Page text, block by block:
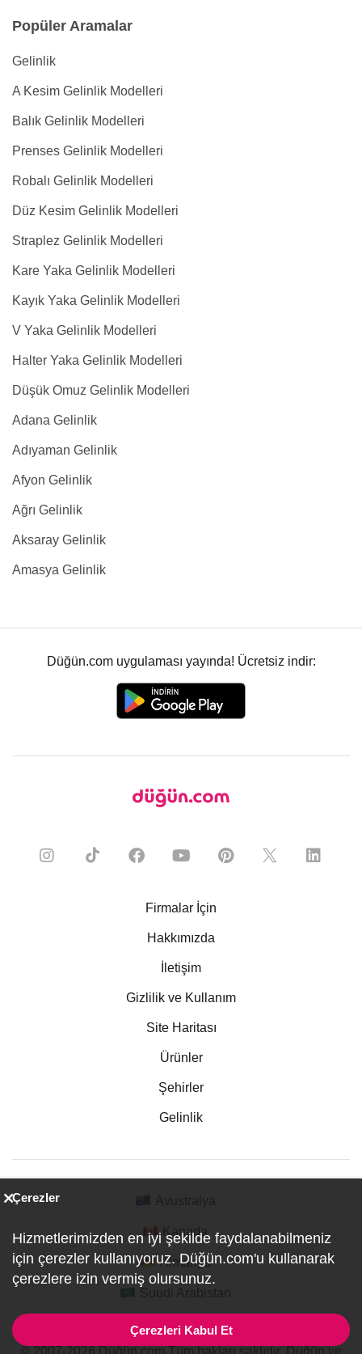
Popüler Aramalar
Gelinlik
A Kesim Gelinlik Modelleri
Balık Gelinlik Modelleri
Prenses Gelinlik Modelleri
Robalı Gelinlik Modelleri
Düz Kesim Gelinlik Modelleri
Straplez Gelinlik Modelleri
Kare Yaka Gelinlik Modelleri
Kayık Yaka Gelinlik Modelleri
V Yaka Gelinlik Modelleri
Halter Yaka Gelinlik Modelleri
Düşük Omuz Gelinlik Modelleri
Adana Gelinlik
Adıyaman Gelinlik
Afyon Gelinlik
Ağrı Gelinlik
Aksaray Gelinlik
Amasya Gelinlik
Düğün.com uygulaması yayında! Ücretsiz indir:
Firmalar İçin
Hakkımızda
İletişim
Gizlilik ve Kullanım
Site Haritası
Ürünler
Şehirler
Gelinlik
Kanada
Almanya
Çerezler
Hizmetlerimizden en iyi şekilde faydalanabilmeniz
için çerezler kullanıyoruz. Düğün.com'u kullanarak
çerezlere izin vermiş olursunuz.
Çerezleri Kabul Et